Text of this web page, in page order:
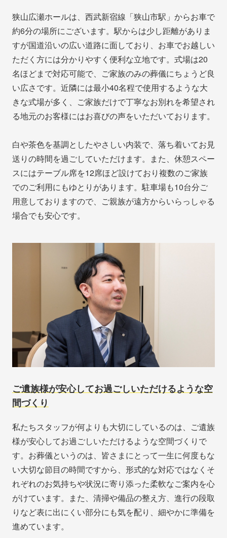
狭山広瀬ホールは、西武新宿線「狭山市駅」からお車で
約6分の場所にございます。駅からは少し距離がありま
すが国道沿いの広い道路に面しており、お車でお越しい
ただく方には分かりやすく便利な立地です。式場は20
名ほどまで対応可能で、ご家族のみの葬儀にちょうど良
い広さです。近隣には最小40名程で使用するような大
きな式場が多く、ご家族だけで丁寧なお別れを希望され
る地元のお客様にはお喜びの声をいただいております。
白や茶色を基調としたやさしい内装で、落ち着いてお見
送りの時間を過ごしていただけます。また、休憩スペー
スにはテーブル席を12席ほど設けており複数のご家族
でのご利用にもゆとりがあります。駐車場も10台分ご
用意しておりますので、ご親族が遠方からいらっしゃる
場合でも安心です。
ご遺族様が安心してお過ごしいただけるような空
間づくり
私たちスタッフが何よりも大切にしているのは、ご遺族
様が安心してお過ごしいただけるような空間づくりで
す。お葬儀というのは、皆さまにとって一生に何度もな
い大切な節目の時間ですから、形式的な対応ではなくそ
れぞれのお気持ちや状況に寄り添った柔軟なご案内を心
がけています。また、清掃や備品の整え方、進行の段取
りなど表に出にくい部分にも気を配り、細やかに準備を
進めています。